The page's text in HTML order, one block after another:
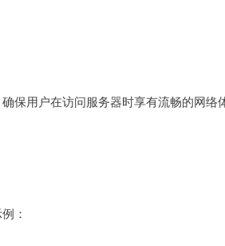
保用户在访问服务器时享有流畅的网络
：